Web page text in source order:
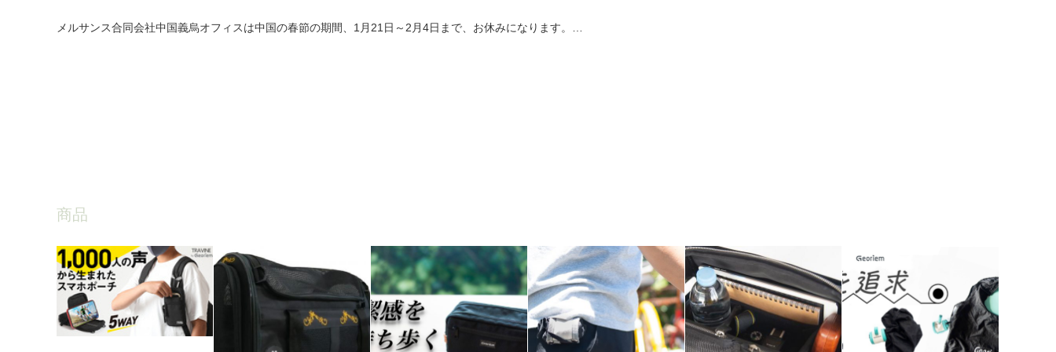
メルサンス合同会社中国義烏オフィスは中国の春節の期間、1月21日～2月4日まで、お休みになります。…
商品